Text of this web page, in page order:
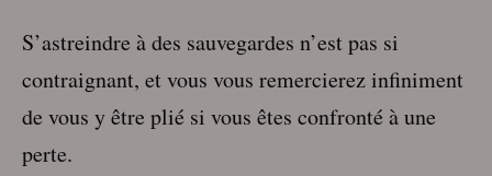
S’astreindre à des sauvegardes n’est pas si
contraignant, et vous vous remercierez infiniment
de vous y être plié si vous êtes confronté à une
perte.